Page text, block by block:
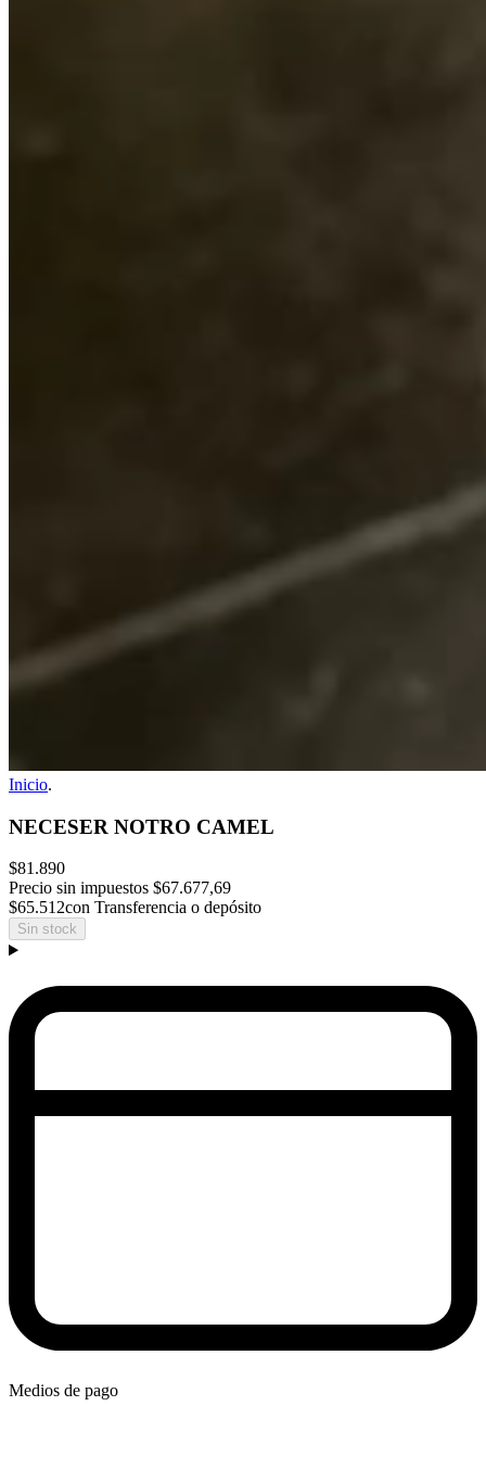
Inicio.
NECESER NOTRO CAMEL
$81.890
Precio sin impuestos $67.677,69
$65.512con Transferencia o depósito
Sin stock
Medios de pago